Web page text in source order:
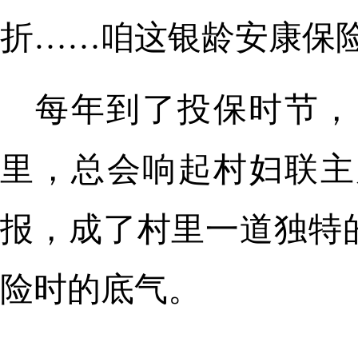
折……咱这银龄安康保
每年到了投保时节
里，总会响起村妇联
报，成了村里一道独特
险时的底气。